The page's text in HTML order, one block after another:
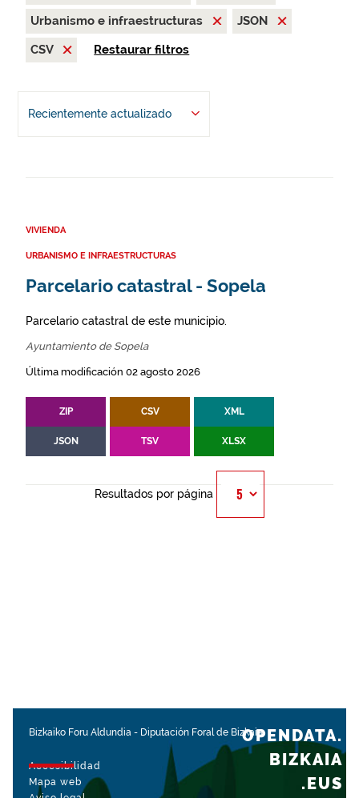
Urbanismo e infraestructuras
JSON
CSV
Restaurar filtros
Recientemente actualizado
VIVIENDA
URBANISMO E INFRAESTRUCTURAS
Parcelario catastral - Sopela
Parcelario catastral de este municipio.
Ayuntamiento de Sopela
Última modificación 02 agosto 2026
ZIP CSV XML
JSON TSV XLSX
Resultados por página
Bizkaiko Foru Aldundia - Diputación Foral de Bizkaia
Accesibilidad
Mapa web
OPENDATA.
BIZKAIA
.EUS